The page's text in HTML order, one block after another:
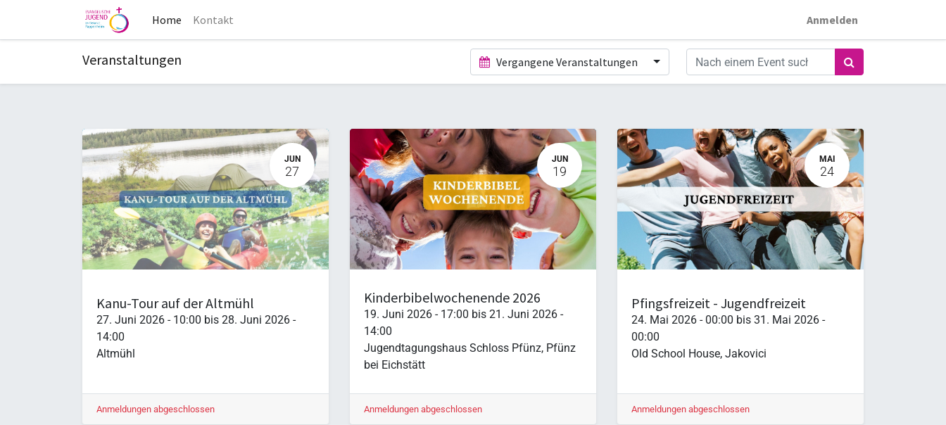
Home Kontakt Anmelden
Veranstaltungen Vergangene Veranstaltungen
JUN
27
Kanu-Tour auf der Altmühl
27. Juni 2026 - 10:00 bis 28. Juni 2026 -
14:00
Altmühl
Anmeldungen abgeschlossen
JUN
19
Kinderbibelwochenende 2026
19. Juni 2026 - 17:00 bis 21. Juni 2026 -
14:00
Jugendtagungshaus Schloss Pfünz, Pfünz
bei Eichstätt
Anmeldungen abgeschlossen
MAI
24
Pfingsfreizeit - Jugendfreizeit
24. Mai 2026 - 00:00 bis 31. Mai 2026 -
00:00
Old School House, Jakovici
Anmeldungen abgeschlossen